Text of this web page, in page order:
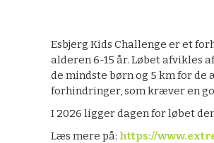
Esbjerg Kids Challenge er et
alderen 6-15 år. Løbet afvikles
de mindste børn og 5 km for
forhindringer, som kræver en
I 2026 ligger dagen for løbet
Læs mere på: https://